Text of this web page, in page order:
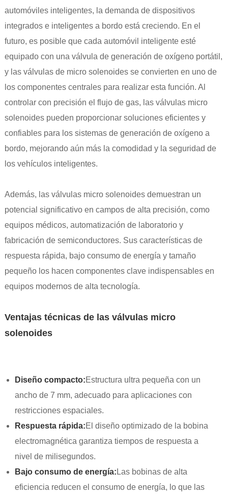
automóviles inteligentes, la demanda de dispositivos
integrados e inteligentes a bordo está creciendo. En el
futuro, es posible que cada automóvil inteligente esté
equipado con una válvula de generación de oxígeno portátil,
y las válvulas de micro solenoides se convierten en uno de
los componentes centrales para realizar esta función. Al
controlar con precisión el flujo de gas, las válvulas micro
solenoides pueden proporcionar soluciones eficientes y
confiables para los sistemas de generación de oxígeno a
bordo, mejorando aún más la comodidad y la seguridad de
los vehículos inteligentes.
Además, las válvulas micro solenoides demuestran un
potencial significativo en campos de alta precisión, como
equipos médicos, automatización de laboratorio y
fabricación de semiconductores. Sus características de
respuesta rápida, bajo consumo de energía y tamaño
pequeño los hacen componentes clave indispensables en
equipos modernos de alta tecnología.
Ventajas técnicas de las válvulas micro
solenoides
Diseño compacto:Estructura ultra pequeña con un
ancho de 7 mm, adecuado para aplicaciones con
restricciones espaciales.
Respuesta rápida:El diseño optimizado de la bobina
electromagnética garantiza tiempos de respuesta a
nivel de milisegundos.
Bajo consumo de energía: Las bobinas de alta
eficiencia reducen el consumo de energía, lo que las